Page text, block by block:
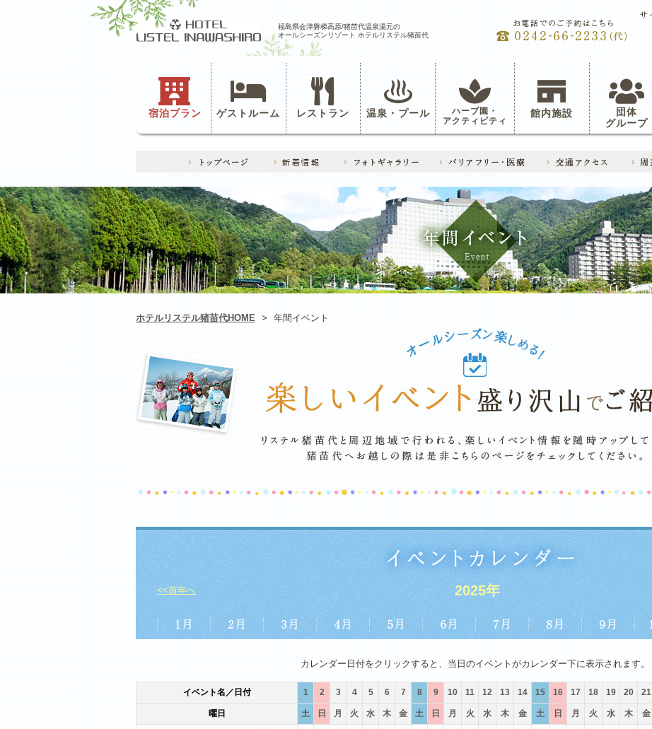
福島県会津磐梯高原/猪苗代温泉湯元の
オールシーズンリゾート ホテルリステル猪苗代
宿泊プラン ゲストルーム レストラン 温泉・プール ハーブ園・
アクティビティ
館内施設
団体
グループ
ホテルリステル猪苗代HOME > 年間イベント
<<前年へ 2025年
カレンダー日付をクリックすると、当日のイベントがカレンダー下に表示されます。
イベント名／日付 1 2 3 4 5 6 7 8 9 10 11 12 13 14 15 16 17 18 19 20 21
曜日 土 日 月 火 水 木 金 土 日 月 火 水 木 金 土 日 月 火 水 木 金